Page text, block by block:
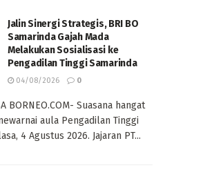
Jalin Sinergi Strategis, BRI BO
Samarinda Gajah Mada
Melakukan Sosialisasi ke
Pengadilan Tinggi Samarinda
04/08/2026 0
BORNEO.COM- Suasana hangat
aula Pengadilan Tinggi
4 Agustus 2026. Jajaran PT...